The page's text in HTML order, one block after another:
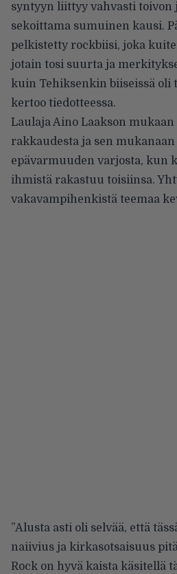
syntyyn liittyy vahvasti toivon
sekoittama sumuinen kausi.
pelkistetty rockbiisi, joka
jotain tosi suurta ja
kuin Tehiksenkin biiseissä oli
kertoo tiedotteessa.
Laulaja Aino Laakson mukaan
rakkaudesta ja sen
epävarmuuden varjosta, kun
ihmistä rakastuu toisiinsa.
vakavampihenkistä teemaa
”Alusta asti oli selvää, että
naiivius ja kirkasotsaisuus
Rock on hyvä kaista käsitellä